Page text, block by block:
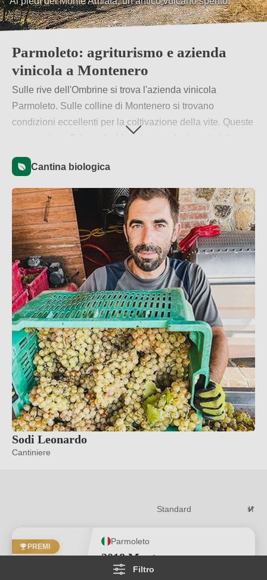
Parmoleto: agriturismo e azienda
vinicola a Montenero
Sulle rive dell'Ombrine si trova l'azienda vinicola
Parmoleto. Sulle colline di Montenero si trovano
condizioni eccellenti per la coltivazione della vite. Queste
appunto beneficiano di abbondante sole durante tutto
piante nelle zone più elevate.
Cantina biologica
Sodi Leonardo
Cantiniere
Filtro
PREMI
Parmoleto
2018 Montecucco
Sangiovese Riserva DOCG